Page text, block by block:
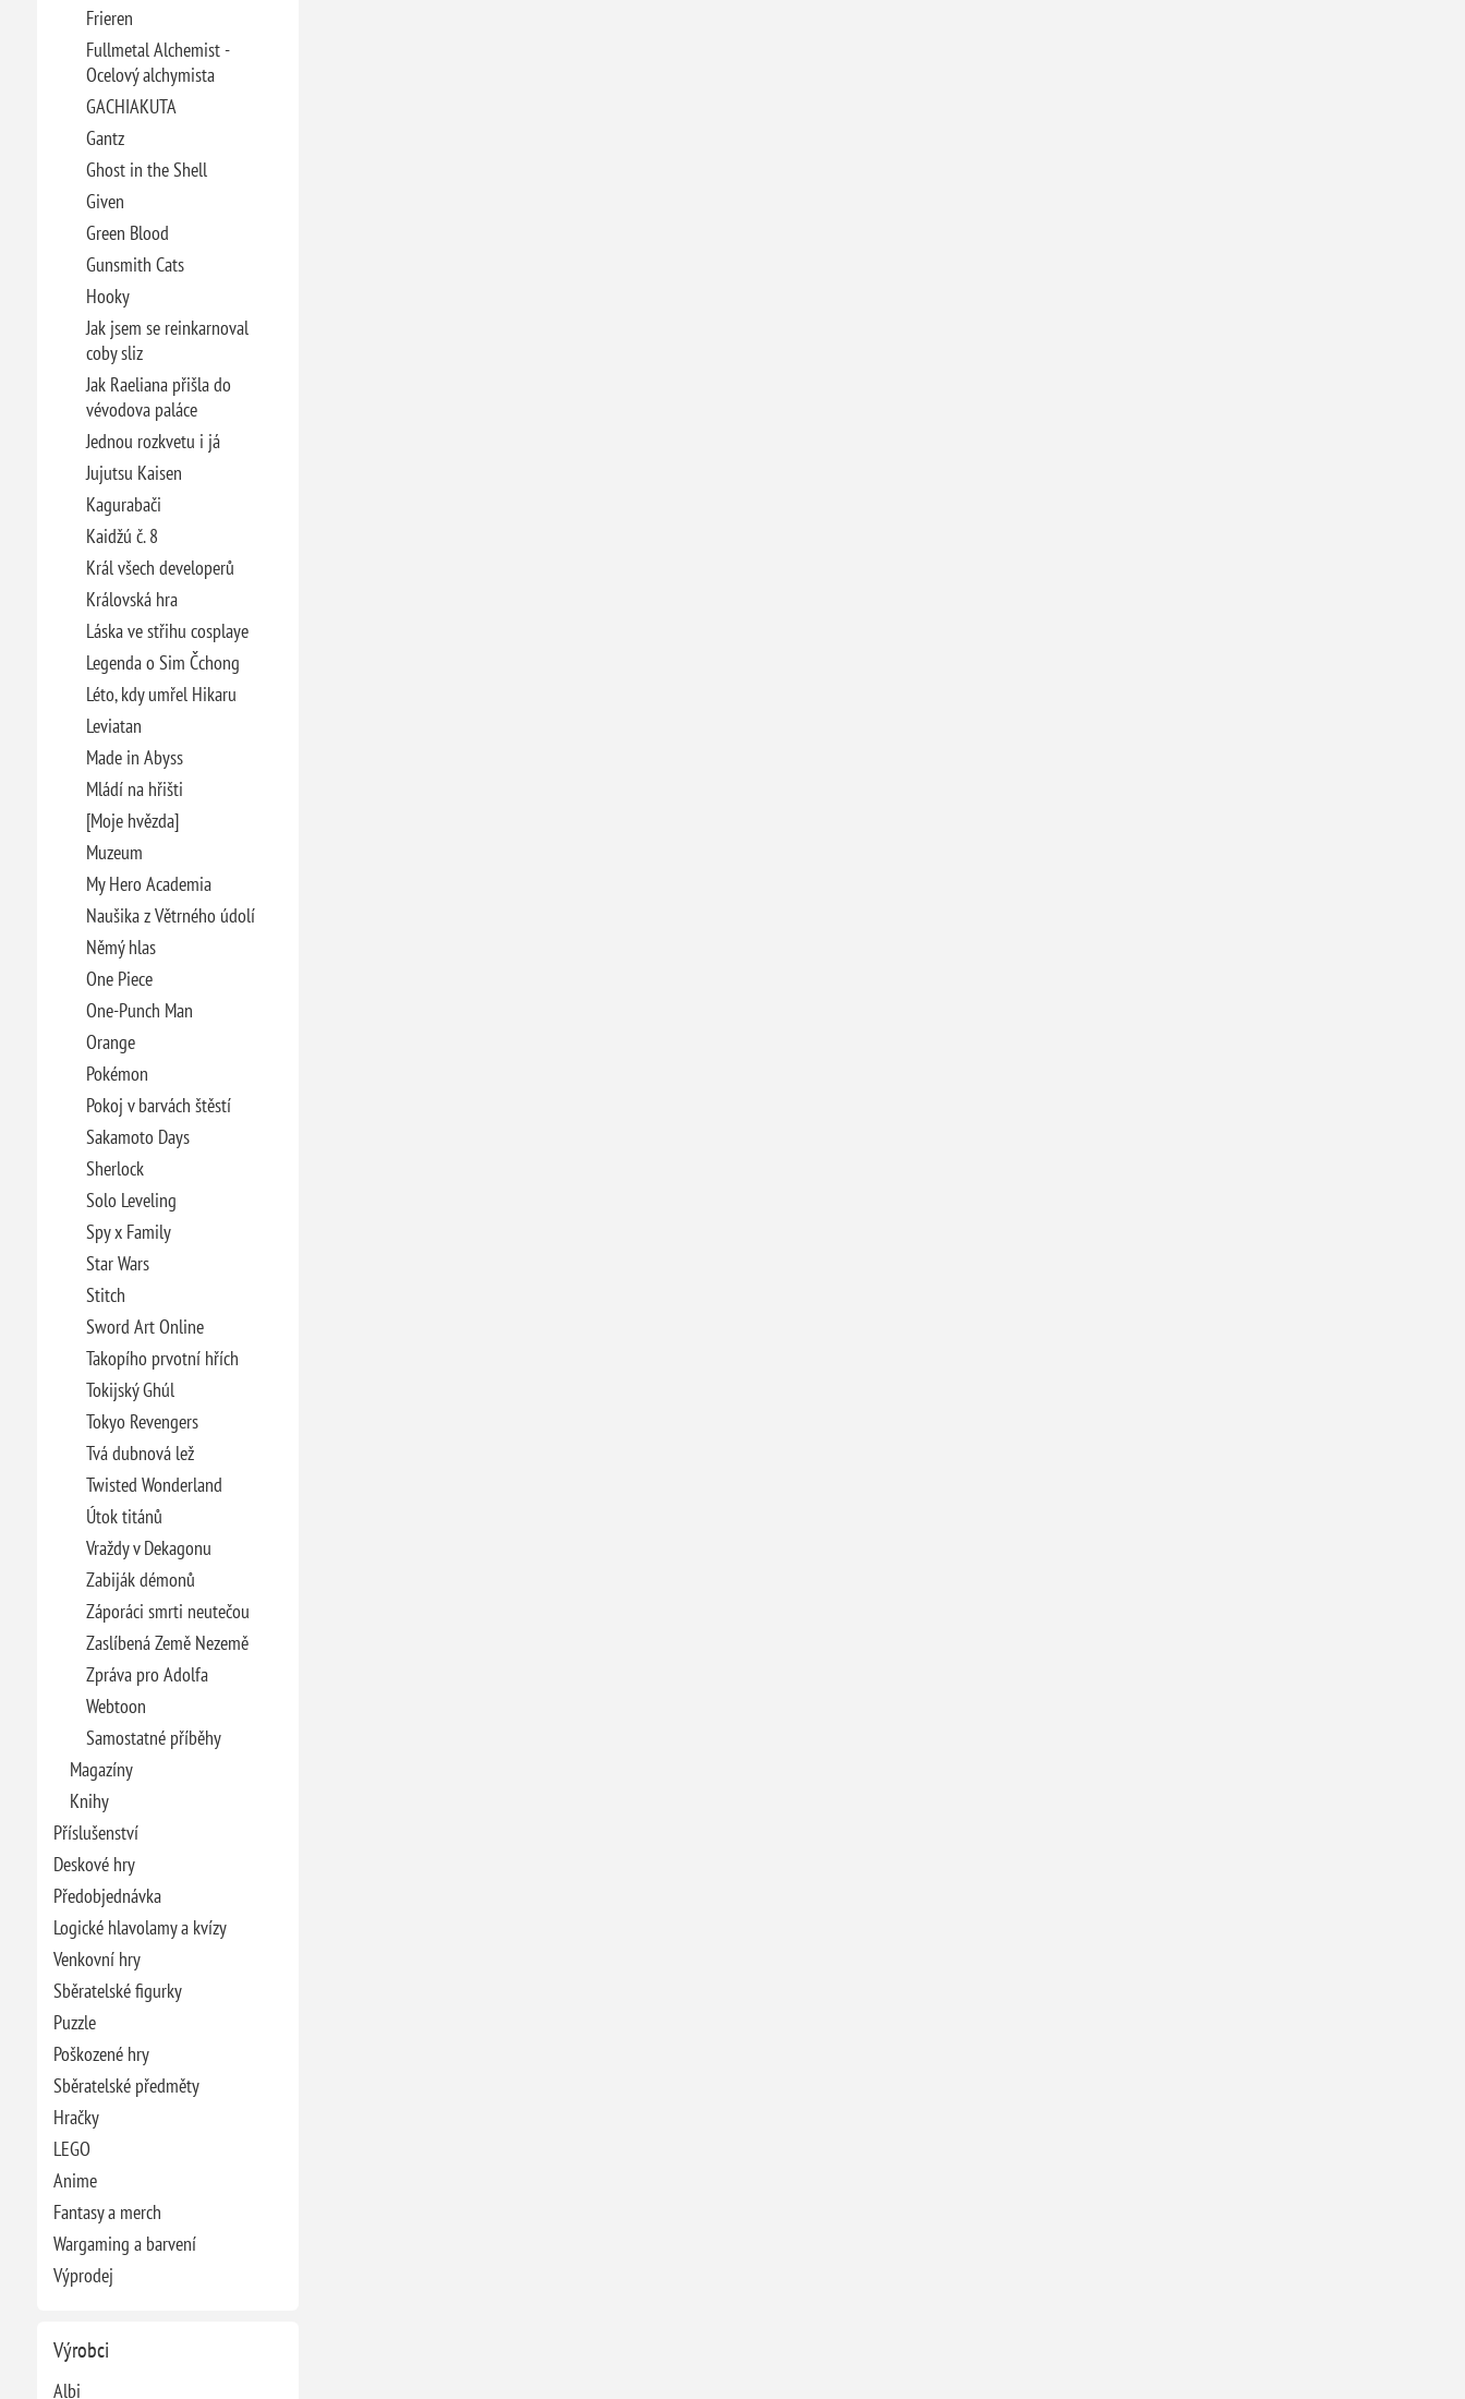
Frieren
Fullmetal Alchemist -
Ocelový alchymista
GACHIAKUTA
Gantz
Ghost in the Shell
Given
Green Blood
Gunsmith Cats
Hooky
Jak jsem se reinkarnoval
coby sliz
Jak Raeliana přišla do
vévodova paláce
Jednou rozkvetu i já
Jujutsu Kaisen
Kagurabači
Kaidžú č. 8
Král všech developerů
Královská hra
Láska ve střihu cosplaye
Legenda o Sim Čchong
Léto, kdy umřel Hikaru
Leviatan
Made in Abyss
Mládí na hřišti
[Moje hvězda]
Muzeum
My Hero Academia
Naušika z Větrného údolí
Němý hlas
One Piece
One-Punch Man
Orange
Pokémon
Pokoj v barvách štěstí
Sakamoto Days
Sherlock
Solo Leveling
Spy x Family
Star Wars
Stitch
Sword Art Online
Takopího prvotní hřích
Tokijský Ghúl
Tokyo Revengers
Tvá dubnová lež
Twisted Wonderland
Útok titánů
Vraždy v Dekagonu
Zabiják démonů
Záporáci smrti neutečou
Zaslíbená Země Nezemě
Zpráva pro Adolfa
Webtoon
Samostatné příběhy
Magazíny
Knihy
Příslušenství
Deskové hry
Předobjednávka
Logické hlavolamy a kvízy
Venkovní hry
Sběratelské figurky
Puzzle
Poškozené hry
Sběratelské předměty
Hračky
LEGO
Anime
Fantasy a merch
Wargaming a barvení
Výprodej
Výrobci
Albi